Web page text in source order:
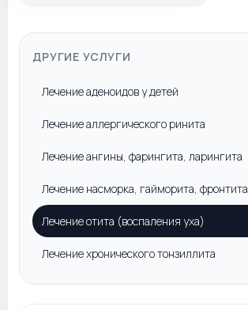
ДРУГИЕ УСЛУГИ
Лечение аденоидов у детей
Лечение аллергического ринита
Лечение ангины, фарингита, ларингита
Лечение насморка, гайморита, фронтита
Лечение отита (воспаления уха)
Лечение хронического тонзиллита